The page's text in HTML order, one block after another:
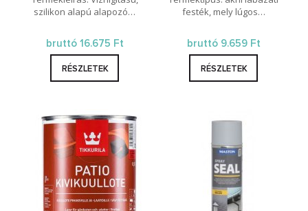
szilikon alapú alapozó…
bruttó 16.675 Ft
RÉSZLETEK
festék, mely lúgos…
bruttó 9.659 Ft
RÉSZLETEK